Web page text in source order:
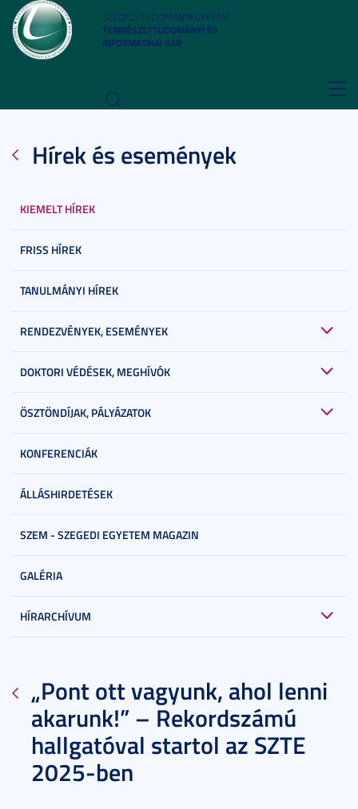
SZEGEDI TUDOMÁNYEGYETEM
TERMÉSZETTUDOMÁNYI ÉS
INFORMATIKAI KAR
Hírek és események
KIEMELT HÍREK
FRISS HÍREK
TANULMÁNYI HÍREK
RENDEZVÉNYEK, ESEMÉNYEK
DOKTORI VÉDÉSEK, MEGHÍVÓK
ÖSZTÖNDÍJAK, PÁLYÁZATOK
KONFERENCIÁK
ÁLLÁSHIRDETÉSEK
SZEM - SZEGEDI EGYETEM MAGAZIN
GALÉRIA
HÍRARCHÍVUM
„Pont ott vagyunk, ahol lenni
akarunk!” – Rekordszámú
hallgatóval startol az SZTE
2025-ben